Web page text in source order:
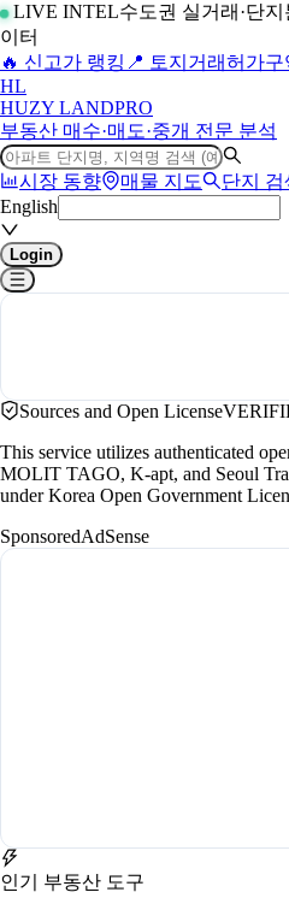
LIVE INTEL수도권 실거래·단
이터
🔥 신고가 랭킹 📍 토지거래허가구
HL
HUZY LANDPRO
부동산 매수·매도·중개 전문 분석
시장 동향 매물 지도 단지 검
English
Login
Sources and Open License
This service utilizes authenticated
MOLIT TAGO, K-apt, and Seoul
under Korea Open Government
SponsoredAdSense
인기 부동산 도구